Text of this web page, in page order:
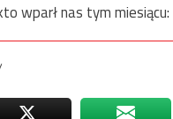
wparł nas tym miesiącu: